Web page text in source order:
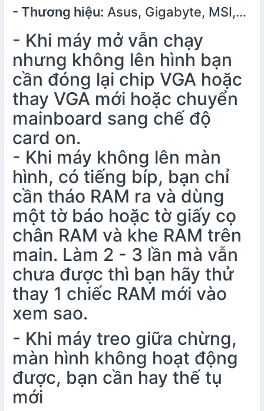
- Thương hiệu: Asus, Gigabyte, MSI,…
- Khi máy mở vẫn chạy
nhưng không lên hình bạn
cần đóng lại chip VGA hoặc
thay VGA mới hoặc chuyển
mainboard sang chế độ
card on.
- Khi máy không lên màn
hình, có tiếng bíp, bạn chỉ
cần tháo RAM ra và dùng
một tờ báo hoặc tờ giấy cọ
chân RAM và khe RAM trên
main. Làm 2 - 3 lần mà vẫn
chưa được thì bạn hãy thử
thay 1 chiếc RAM mới vào
xem sao.
- Khi máy treo giữa chừng,
màn hình không hoạt động
được, bạn cần hay thế tụ
mới